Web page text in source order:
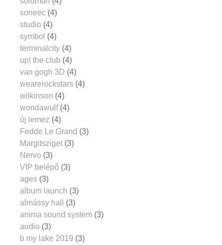
soneec (4)
studio (4)
symbol (4)
terminalcity (4)
up! the club (4)
van gogh 3D (4)
wearerockstars (4)
wilkinson (4)
wondawulf (4)
új lemez (4)
Fedde Le Grand (3)
Margitsziget (3)
Nervo (3)
VIP belépő (3)
ages (3)
album launch (3)
almássy hall
(3)
anima sound system (3)
audio (3)
b my lake 2019 (3)